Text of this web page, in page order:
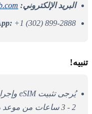
البريد الإلكتروني:
+1 (302) 899-2888
تنبيه!
2 - 3 ساعات من موعد رحلتك.